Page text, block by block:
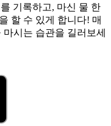
기록하고, 마신 물 한
할 수 있게 합니다! 매
시는 습관을 길러보세